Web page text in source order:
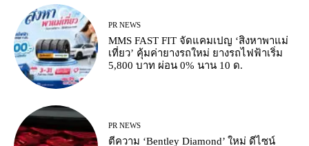
PR NEWS
MMS FAST FIT จัดแคมเปญ ‘สิงหาพาแม่
เที่ยว’ คุ้มค่ายางรถใหม่ ยางรถไฟฟ้าเริ่ม
5,800 บาท ผ่อน 0% นาน 10 ด.
PR NEWS
ตีความ ‘Bentley Diamond’ ใหม่ ดีไซน์